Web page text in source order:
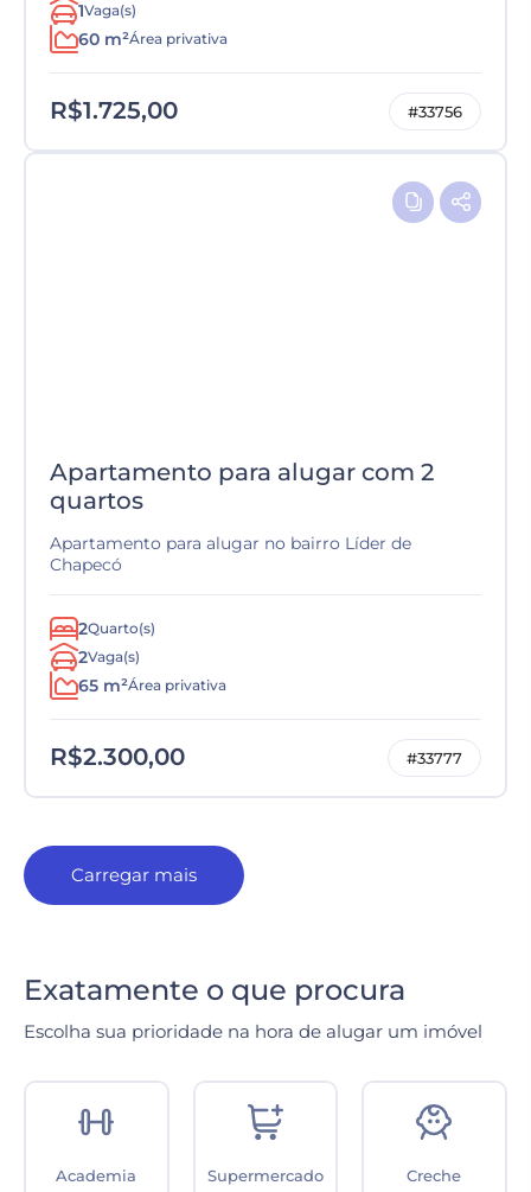
1Vaga(s)
60 m²Área privativa
R$1.725,00 #33756
Apartamento para alugar com 2
quartos
Apartamento para alugar no bairro Líder de
Chapecó
2Quarto(s)
2Vaga(s)
65 m²Área privativa
R$2.300,00 #33777
Carregar mais
Exatamente o que procura
Escolha sua prioridade na hora de alugar um imóvel
Academia Supermercado Creche